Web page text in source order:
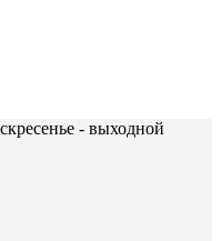
- выходной